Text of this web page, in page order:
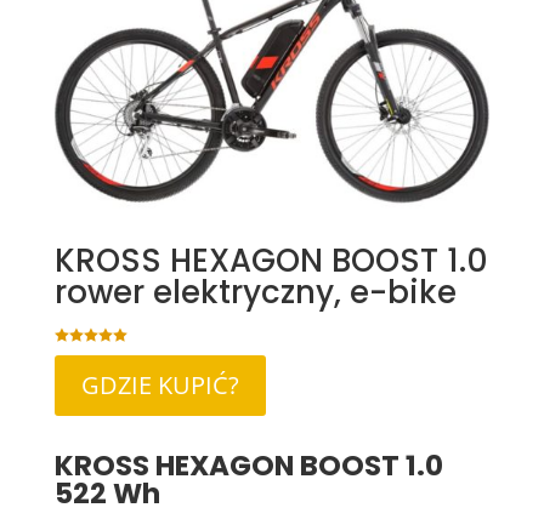
KROSS HEXAGON BOOST 1.0
rower elektryczny, e-bike

GDZIE KUPIĆ?
KROSS HEXAGON BOOST 1.0
522 Wh